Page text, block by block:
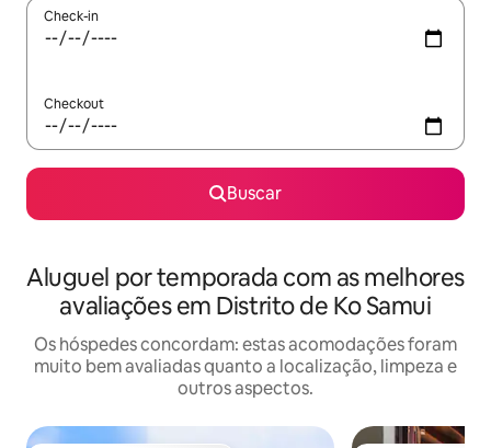
Check-in
Checkout
Buscar
Aluguel por temporada com as melhores
avaliações em Distrito de Ko Samui
Os hóspedes concordam: estas acomodações foram
muito bem avaliadas quanto a localização, limpeza e
outros aspectos.